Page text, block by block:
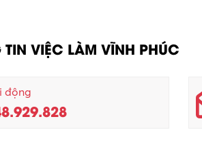
TIN VIỆC LÀM VĨNH PHÚC
động